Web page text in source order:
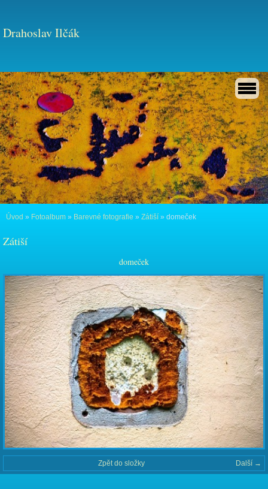
Drahoslav Ilčák
Úvod » Fotoalbum » Barevné fotografie » Zátiší » domeček
Zátiší
domeček
Další →
Zpět do složky